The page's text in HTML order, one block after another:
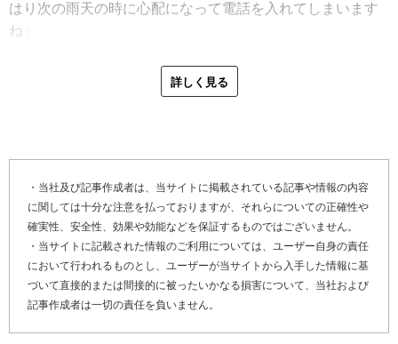
の風通しを良くして、常に新しい風を取り込める体制を作
っていきたいですね」
ても本格的な屋根リフォーム・屋根修理の工事に至らない
をするのは数年後と決めていらっしゃったので、それなら
今はその時までもつ修理にしましょうと提案しました。僕
たちとしてはカバー工法をする方が嬉しいですが、数年後
大掛かりなリフォームを考えているなら、費用もかさばっ
てしまうしもったいないですよね」
三重県鈴鹿市岸田町の辺りは年に１度か２度は降雪があり
はり次の雨天の時に心配になって電話を入れてしまいます
ね」
最後に「やねいろは」をご覧になっている、屋根の劣化で
お困りのお客さま、そして屋根リフォーム・屋根修理を検
人たちには目の前の仕事、建物に集中するのも大切だけ
ど、その向こうには必ず『ひと』がいるんだといつも話し
ているんです。お客さまあっての屋根リフォーム・屋根修
理だということを常に念頭に置いて仕事にあたっていま
す。屋根の不具合でお困りごとがございましたら、気軽に
ご相談ください」
詳しく見る
・当社及び記事作成者は、当サイトに掲載されている記事や情報の内容
に関しては十分な注意を払っておりますが、それらについての正確性や
確実性、安全性、効果や効能などを保証するものではございません。
・当サイトに記載された情報のご利用については、ユーザー自身の責任
において行われるものとし、ユーザーが当サイトから入手した情報に基
づいて直接的または間接的に被ったいかなる損害について、当社および
記事作成者は一切の責任を負いません。